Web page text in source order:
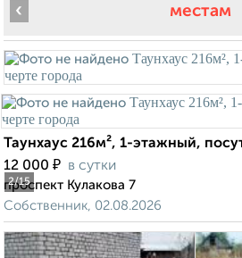
местам
2/15
‹
Таунхаус 216м², 1-этажный,
12 000 ₽ в сутки
проспект Кулакова 7
Собственник, 02.08.2026